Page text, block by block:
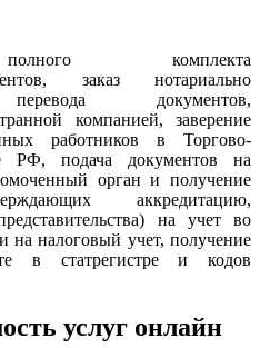
комплекта
заказ нотариально
перевода документов,
компанией, заверение
работников в Торгово-
РФ, подача документов на
орган и получение
аккредитацию,
на учет во
на налоговый учет, получение
в статрегистре и кодов
услуг онлайн